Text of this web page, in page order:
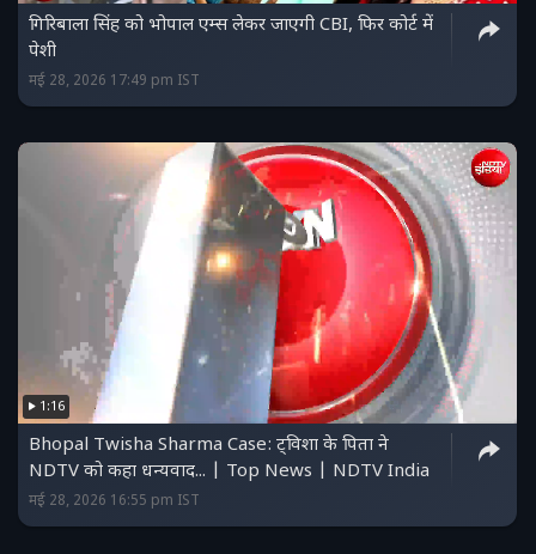
गिरिबाला सिंह को भोपाल एम्स लेकर जाएगी CBI, फिर कोर्ट में
पेशी
मई 28, 2026 17:49 pm IST
1:16
Bhopal Twisha Sharma Case: ट्विशा के पिता ने
NDTV को कहा धन्यवाद... | Top News | NDTV India
मई 28, 2026 16:55 pm IST